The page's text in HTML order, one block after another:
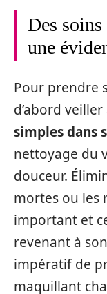
Des
une
Pour prendre
d’abord veiller
simples dans
nettoyage du
douceur.
mortes ou les
important et
revenant à
impératif de
maquillant